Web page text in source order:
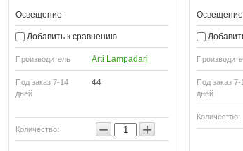
Освещение
Добавить к сравнению
Производитель Arti Lampadari
Под заказ 7-14
дней
44
Количество: − +
Освещение
Под заказ 7-
дней
Количество: